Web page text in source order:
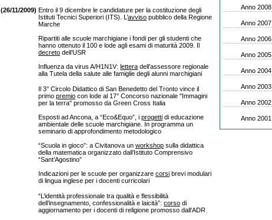
(26/11/2009) Entro il 9 dicembre le candidature per la costituzione degli
Istituti Tecnici Superiori (ITS). L’avviso pubblico della Regione
Marche
Ripartiti alle scuole marchigiane i fondi per gli studenti che
hanno ottenuto il 100 e lode agli esami di maturità 2009. Il
decreto dell’USR
Influenza da virus A/H1N1V: lettera dell’assessore regionale
alla Tutela della salute alle famiglie degli alunni marchigiani
Il 3° Circolo Didattico di San Benedetto del Tronto vince il
primo premio con lode al 17° Concorso nazionale "Immagini
per la terra" promosso da Green Cross Italia
Esposti ad Ancona, a “Eco&Equo”, i progetti di educazione
ambientale delle scuole marchigiane. In programma un
seminario di approfondimento metodologico
“Scuola in gioco”: a Civitanova un workshop sulla didattica
della matematica organizzato dall’Istituto Comprensivo
“Sant’Agostino”
Indicazioni per le scuole per organizzare corsi brevi modulari
di lingua inglese per i docenti curricolari
“L’identità professionale tra qualità e flessibilità
dell’insegnamento, confessionalità e laicità”: corso di
aggiornamento per i docenti di religione promosso dall’ADR
Anno 2008
Anno 2007
Anno 2006
Anno 2005
Anno 2004
Anno 2003
Anno 2002
Anno 2001